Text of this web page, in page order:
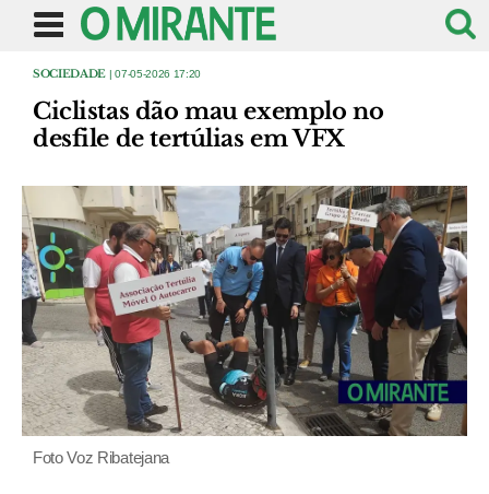
SOCIEDADE | 07-05-2026 17:20
Ciclistas dão mau exemplo no
desfile de tertúlias em VFX
Foto Voz Ribatejana